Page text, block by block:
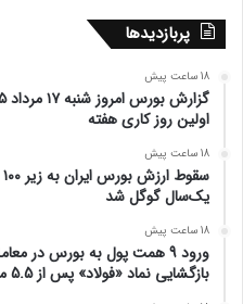
پربازدیدها
18 ساعت پیش
اولین روز کاری هفته
18 ساعت پیش
یک‌سال گوگل شد
18 ساعت پیش
بازگشایی نماد «فولاد» پس از 5.5 ماه